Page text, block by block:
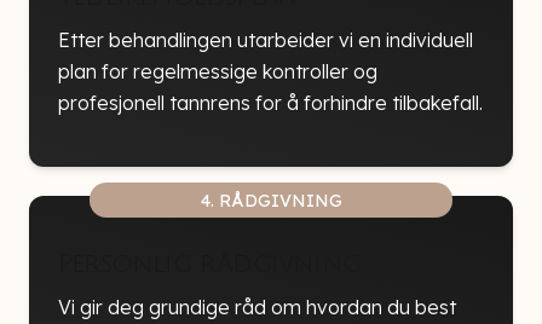
Etter behandlingen utarbeider vi en individuell
plan for regelmessige kontroller og
profesjonell tannrens for å forhindre tilbakefall.
4. RÅDGIVNING
Vi gir deg grundige råd om hvordan du best